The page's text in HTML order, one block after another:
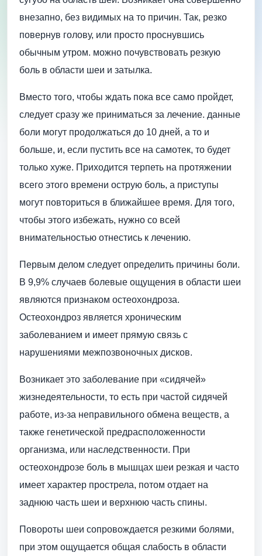
внезапно, без видимых на то причин. Так, резко
повернув голову, или просто проснувшись
обычным утром. можно почувствовать резкую
боль в области шеи и затылка.
Вместо того, чтобы ждать пока все само пройдет,
следует сразу же приниматься за лечение. данные
боли могут продолжаться до 10 дней, а то и
больше, и, если пустить все на самотек, то будет
только хуже. Приходится терпеть на протяжении
всего этого времени острую боль, а приступы
могут повториться в ближайшее время. Для того,
чтобы этого избежать, нужно со всей
внимательностью отнестись к лечению.
Первым делом следует определить причины боли.
В 9,9% случаев болевые ощущения в области шеи
являются признаком остеохондроза.
Остеохондроз является хроническим
заболеванием и имеет прямую связь с
нарушениями межпозвоночных дисков.
Возникает это заболевание при «сидячей»
жизнедеятельности, то есть при частой сидячей
работе, из-за неправильного обмена веществ, а
также генетической предрасположенности
организма, или наследственности. При
остеохондрозе боль в мышцах шеи резкая и часто
имеет характер прострела, потом отдает на
заднюю часть шеи и верхнюю часть спины.
Повороты шеи сопровождается резкими болями,
при этом ощущается общая слабость в области